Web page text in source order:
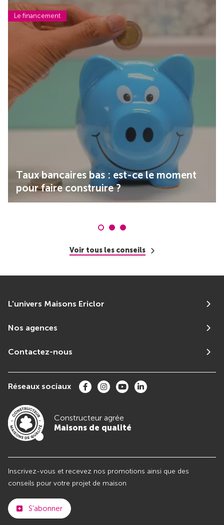
Le financement
Taux bancaires bas : est-ce le moment
pour faire construire ?
Voir tous les conseils
L'univers Maisons Ericlor
Nos agences
Contactez-nous
Réseaux sociaux
Constructeur agrée
Maisons de qualité
Inscrivez-vous et recevez nos promotions ainsi que des
conseils pour votre projet de maison
S'abonner